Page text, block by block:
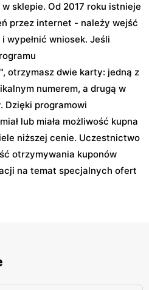
sklepie. Od 2017 roku istnieje
przez internet - należy wejść
wypełnić wniosek. Jeśli
otrzymasz dwie karty: jedną z
numerem, a drugą w
Dzięki programowi
lub miała możliwość kupna
niższej cenie. Uczestnictwo
otrzymywania kuponów
na temat specjalnych ofert